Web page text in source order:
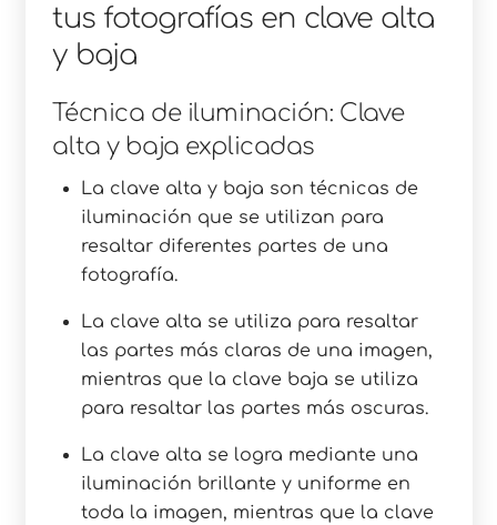
tus fotografías en clave alta
y baja
Técnica de iluminación: Clave
alta y baja explicadas
La clave alta y baja son técnicas de
iluminación que se utilizan para
resaltar diferentes partes de una
fotografía.
La clave alta se utiliza para resaltar
las partes más claras de una imagen,
mientras que la clave baja se utiliza
para resaltar las partes más oscuras.
La clave alta se logra mediante una
iluminación brillante y uniforme en
toda la imagen, mientras que la clave